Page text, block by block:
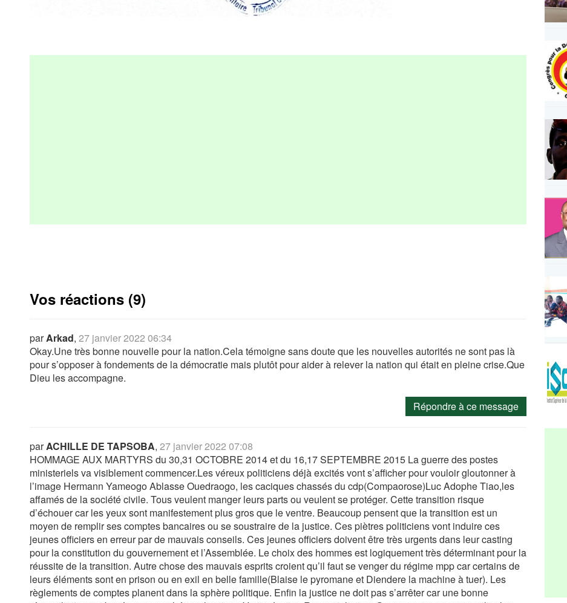
Vos réactions (9)
parArkad, 27 janvier 2022 06:34
Okay.Une très bonne nouvelle pour la nation.Cela témoigne sans doute que les nouvelles autorités ne sont pas là
pour s’opposer à fondements de la démocratie mais plutôt pour aider à relever la nation qui était en pleine crise.Que
Dieu les accompagne.
Répondre à ce message
parACHILLE DE TAPSOBA, 27 janvier 2022 07:08
HOMMAGE AUX MARTYRS du 30,31 OCTOBRE 2014 et du 16,17 SEPTEMBRE 2015 La guerre des postes
ministeriels va visiblement commencer.Les véreux politiciens déjà excités vont s’afficher pour vouloir gloutonner à
l’image Hermann Yameogo Ablasse Ouedraogo, les caciques chassés du cdp(Compaorose)Luc Adophe Tiao,les
affamés de la société civile. Tous veulent manger leurs parts ou veulent se protéger. Cette transition risque
d’échouer car les yeux sont manifestement plus gros que le ventre. Beaucoup pensent que la transition est un
moyen de remplir ses comptes bancaires ou se soustraire de la justice. Ces piètres politiciens vont induire ces
jeunes officiers en erreur par de mauvais conseils. Ces jeunes officiers doivent être très urgents dans leur casting
pour la constitution du gouvernement et l’Assemblée. Le choix des hommes est logiquement très déterminant pour la
réussite de la transition. Autre chose des mauvais esprits croient qu’il faut se venger du régime mpp car certains de
leurs éléments sont en prison ou en exil en belle famille(Blaise le pyromane et Diendere la machine à tuer). Les
règlements de comptes planent dans la sphère politique. Enfin la justice ne doit pas s’arrêter car une bonne